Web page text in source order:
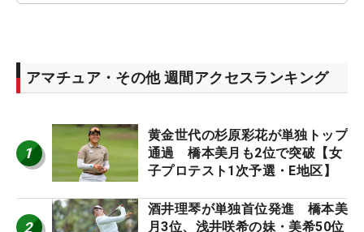
アマチュア・その他 週間アクセスランキング
1
黄金世代の杉原彩花が単独トップ
通過 橋本美月も2位で突破【女
子プロテスト1次予選・E地区】
2
酒井理琴が単独首位発進 橋本美
月3位、浅井咲希の妹・美希50位